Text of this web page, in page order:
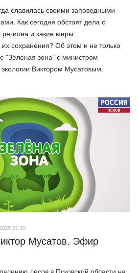
славилась своими заповедными
Как сегодня обстоят дела с
и какие меры
сохранения? Об этом и не только
"Зеленая зона" с министром
Виктором Мусатовым.
21:30
Мусатов. Эфир